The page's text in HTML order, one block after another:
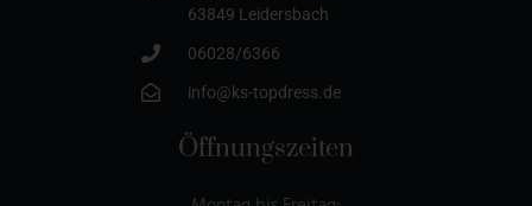
63849 Leidersbach
06028/6366
info@ks-topdress.de
Öffnungszeiten